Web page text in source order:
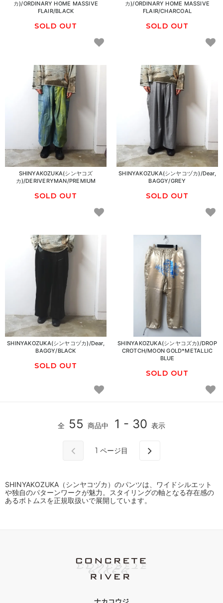
カ)/ORDINARY HOME MASSIVE
FLAIR/BLACK
SOLD OUT
カ)/ORDINARY HOME MASSIVE
FLAIR/CHARCOAL
SOLD OUT
SHINYAKOZUKA(シンヤコズ
カ)/DERIVERYMAN/PREMIUM
SOLD OUT
SHINYAKOZUKA(シンヤコヅカ)/Dear,
BAGGY/GREY
SOLD OUT
SHINYAKOZUKA(シンヤコヅカ)/Dear,
BAGGY/BLACK
SOLD OUT
SHINYAKOZUKA(シンヤコズカ)/DROP
CROTCH/MOON GOLD*METALLIC
BLUE
SOLD OUT
全 55 商品中 1 - 30 表示
1 ページ目
SHINYAKOZUKA（シンヤコヅカ）のパンツは、ワイドシルエット
や独自のパターンワークが魅力。スタイリングの軸となる存在感の
あるボトムスを正規取扱いで展開しています。